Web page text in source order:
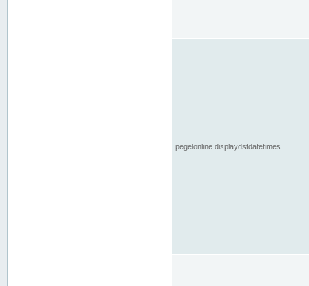
pegelonline.displaydstdatetimes